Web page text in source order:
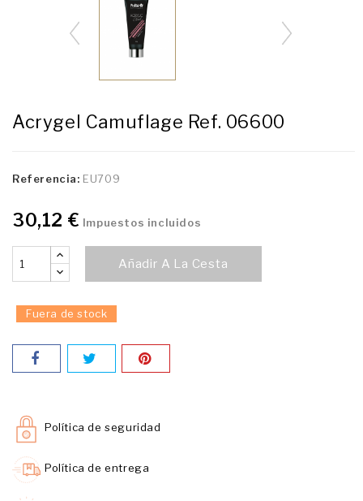
Acrygel Camuflage Ref. 06600
Referencia: EU709
30,12 € Impuestos incluidos
Añadir A La Cesta
Fuera de stock
Política de seguridad
Política de entrega